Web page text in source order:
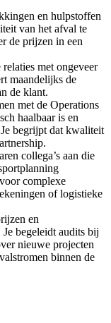
en hulpstoffen
van het afval te
de prijzen in een
met ongeveer
maandelijks de
de klant.
met de Operations
haalbaar is en
begrijpt dat kwaliteit
collega’s aan die
complexe
of logistieke
en
begeleidt audits bij
nieuwe projecten
binnen de